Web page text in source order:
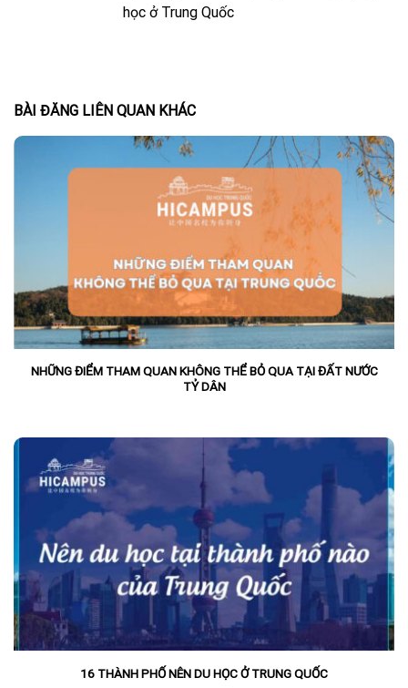
học ở Trung Quốc
BÀI ĐĂNG LIÊN QUAN KHÁC
NHỮNG ĐIỂM THAM QUAN KHÔNG THỂ BỎ QUA TẠI ĐẤT NƯỚC
TỶ DÂN
16 THÀNH PHỐ NÊN DU HỌC Ở TRUNG QUỐC